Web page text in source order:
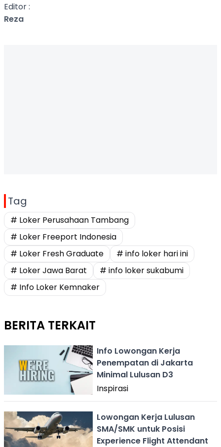
Editor :
Reza
Tag
# Loker Perusahaan Tambang
# Loker Freeport Indonesia
# Loker Fresh Graduate
# info loker hari ini
# Loker Jawa Barat
# info loker sukabumi
# Info Loker Kemnaker
BERITA TERKAIT
Info Lowongan Kerja
Penempatan di Jakarta
Minimal Lulusan D3
Inspirasi
Lowongan Kerja Lulusan
SMA/SMK untuk Posisi
Experience Flight Attendant